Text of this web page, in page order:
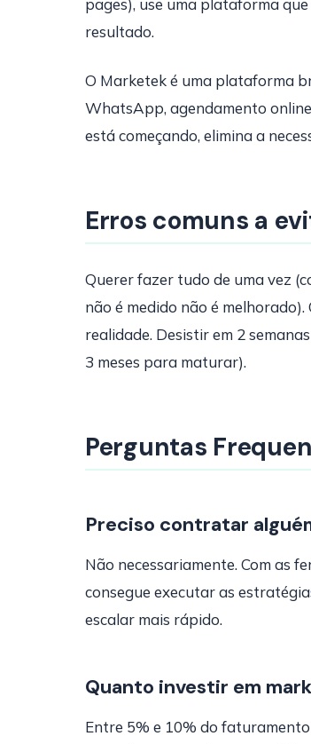
pages), use uma plataforma
resultado.
O Marketek é uma plataforma
WhatsApp, agendamento
está começando, elimina a
Erros comuns a
Querer fazer tudo de uma vez
não é medido não é
realidade. Desistir em 2
3 meses para maturar).
Perguntas
Preciso contratar
Não necessariamente. Com as
consegue executar as
escalar mais rápido.
Quanto investir em
Entre 5% e 10% do